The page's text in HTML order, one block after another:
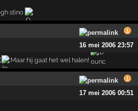
stino
16 mei 2006 23:57
Maar hij gaat het wel halen!
17 mei 2006 00:51